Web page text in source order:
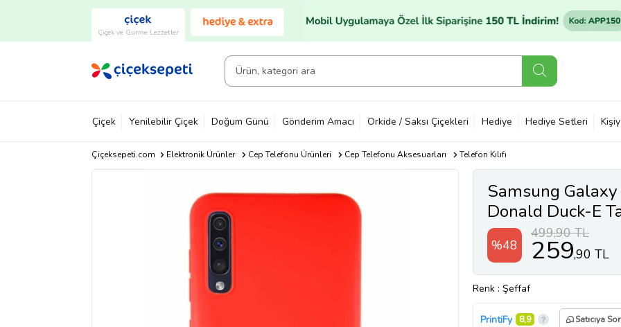
Çiçek ve Gurme Lezzetler
Çiçek Yenilebilir Çiçek Doğum Günü Gönderim Amacı Orkide / Saksı Çiçekleri Hediye Hediye Setleri
Çiçeksepeti.com Elektronik Ürünler Cep Telefonu Ürünleri Cep Telefonu Aksesuarları Telefon Kılıfı
Samsung
Donald Duck-E
Kırmızı (Şeffaf)
%48
499,90 TL
259,90 TL
Renk : Şeffaf
PrintiFy 8,9 Satıcıya Sor